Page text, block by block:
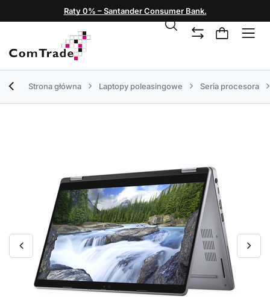
Raty 0% – Santander Consumer Bank.
Strona główna Laptopy poleasingowe Seria procesora